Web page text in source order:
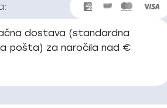
dostava (standardna
pošta) za naročila nad €